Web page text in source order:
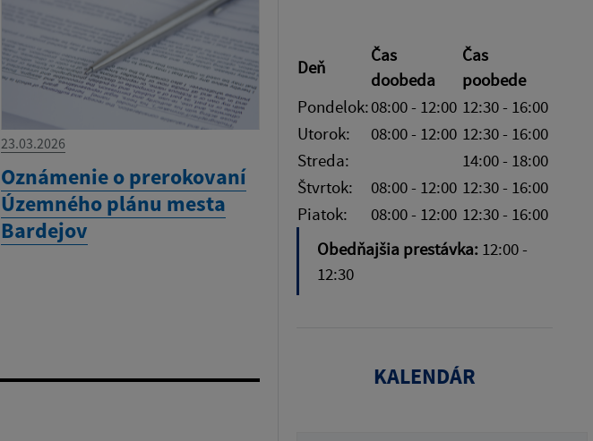
23.03.2026
Oznámenie o prerokovaní
Územného plánu mesta
Bardejov
Deň
Čas
doobeda
Čas
poobede
Pondelok:08:00 - 12:00 12:30 - 16:00
Utorok:
08:00 - 12:00 12:30 - 16:00
Streda:
14:00 - 18:00
Štvrtok:
08:00 - 12:00 12:30 - 16:00
Piatok:
08:00 - 12:00 12:30 - 16:00
Obedňajšia prestávka: 12:00 -
12:30
KALENDÁR